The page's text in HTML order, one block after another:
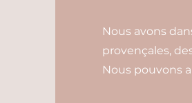
Nous avons
provençales,
Nous pouvons